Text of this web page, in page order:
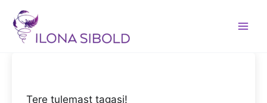
content
Tere tulemast tagasi!